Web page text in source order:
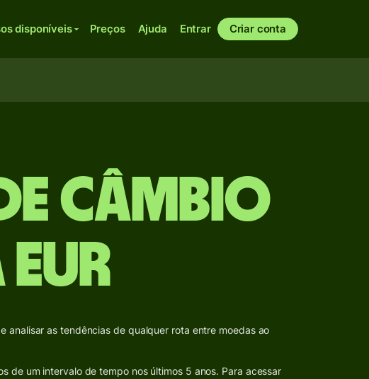
disponíveis Preços Ajuda Entrar Criar conta
câmbio
as tendências de qualquer rota entre moedas ao
de um intervalo de tempo nos últimos 5 anos. Para acessar